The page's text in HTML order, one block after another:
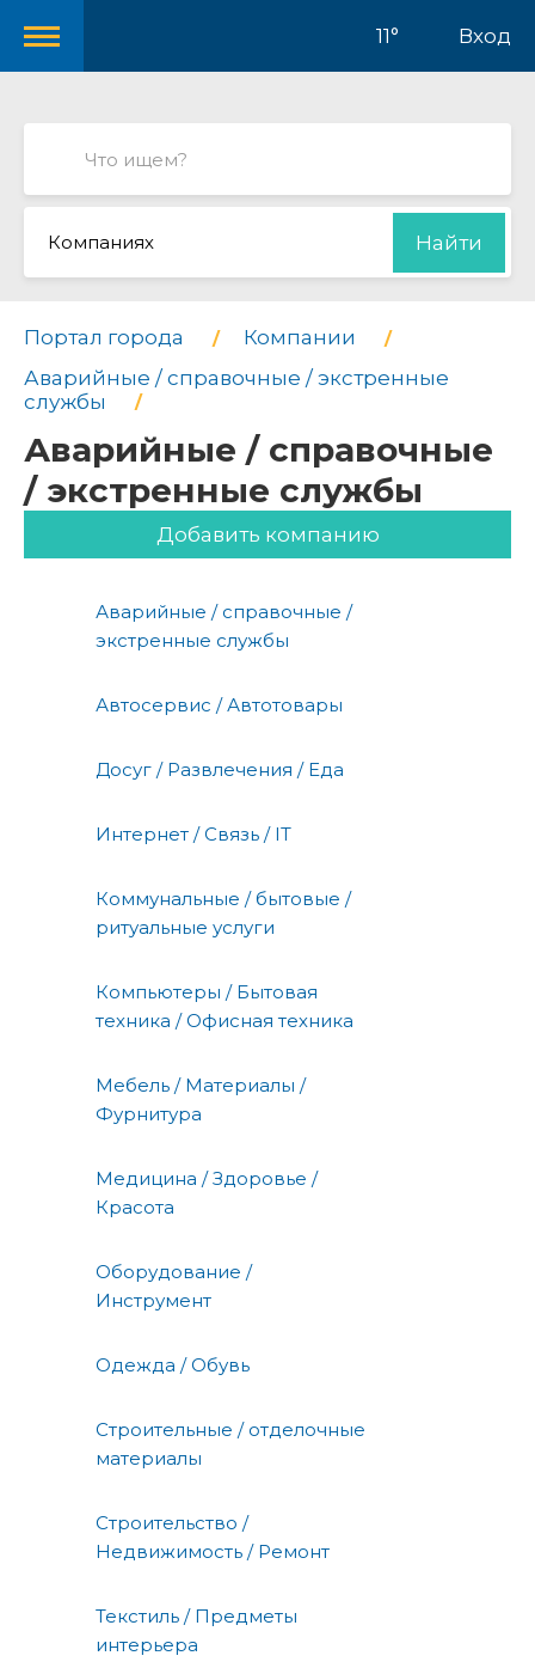
11° Вход
Компаниях Найти
Портал города
Компании
Аварийные / справочные / экстренные
службы
Аварийные / справочные
/ экстренные службы
Добавить компанию
Аварийные / справочные /
экстренные службы
Автосервис / Автотовары
Досуг / Развлечения / Еда
Интернет / Связь / IT
Коммунальные / бытовые /
ритуальные услуги
Компьютеры / Бытовая
техника / Офисная техника
Мебель / Материалы /
Фурнитура
Медицина / Здоровье /
Красота
Оборудование /
Инструмент
Одежда / Обувь
Строительные / отделочные
материалы
Строительство /
Недвижимость / Ремонт
Текстиль / Предметы
интерьера